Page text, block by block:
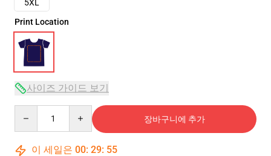
5XL
Print Location
사이즈 가이드 보기
장바구니에 추가
이 세일은 00: 29: 54